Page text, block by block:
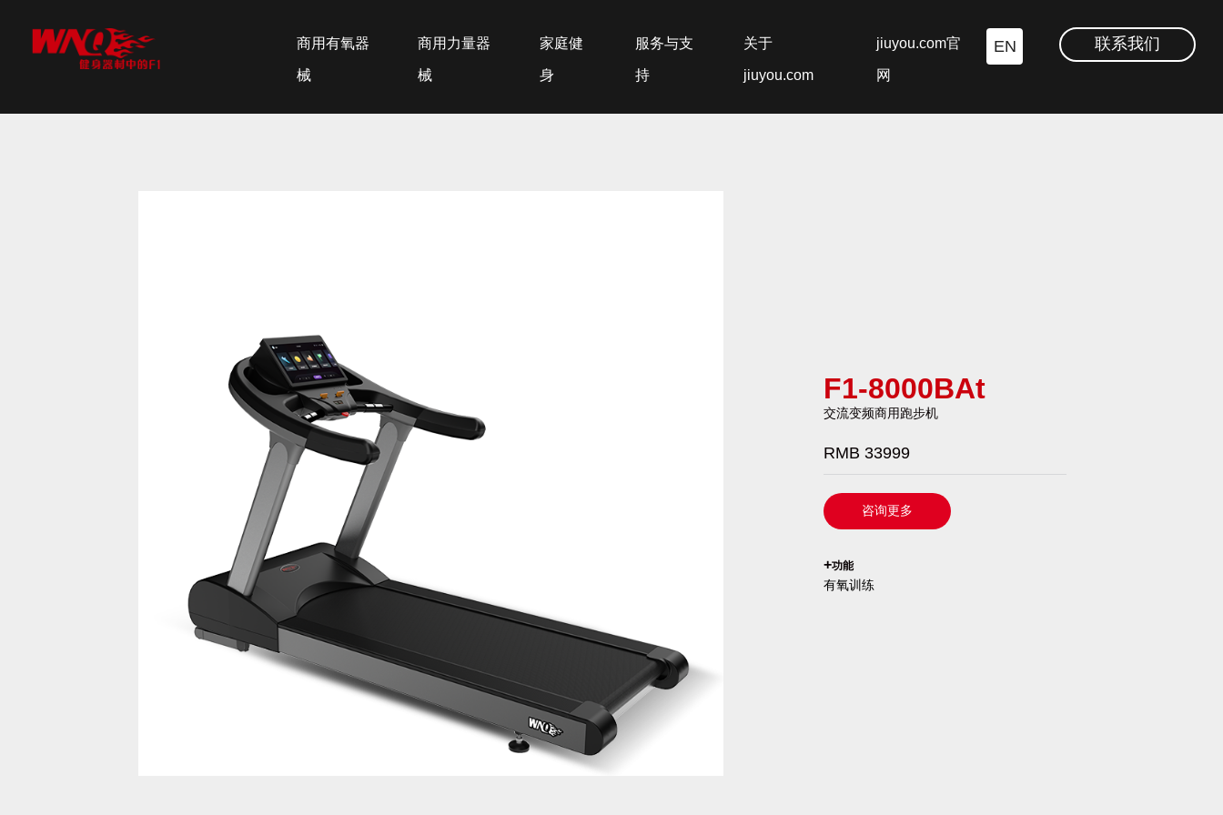
商用有氧器
械
商用力量器
械
家庭健
身
服务与支
持
关于
jiuyou.com
jiuyou.com官
网
EN 联系我们
F1-8000BAt
交流变频商用跑步机
RMB 33999
咨询更多
`
+功能
有氧训练